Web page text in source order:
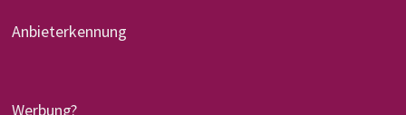
Anbieterkennung
Werbung?